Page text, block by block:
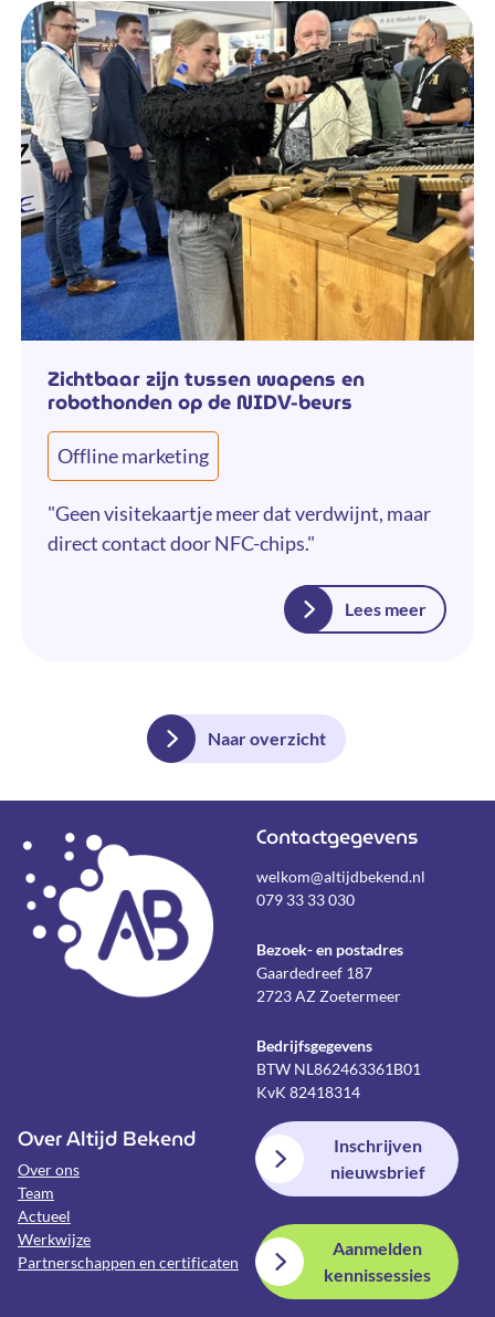
Zichtbaar zijn tussen wapens en
robothonden op de NIDV-beurs
Offline marketing
"Geen visitekaartje meer dat verdwijnt, maar
direct contact door NFC-chips."
Lees meer
Naar overzicht
Contactgegevens
welkom@altijdbekend.nl
079 33 33 030
Bezoek- en postadres
Gaardedreef 187
2723 AZ Zoetermeer
Bedrijfsgegevens
BTW NL862463361B01
KvK 82418314
Over Altijd Bekend
Over ons
Team
Actueel
Werkwijze
Partnerschappen en certificaten
Inschrijven
nieuwsbrief
Aanmelden
kennissessies